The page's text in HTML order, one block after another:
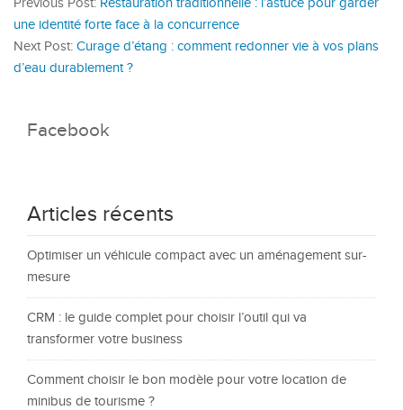
Previous Post: Restauration traditionnelle : l’astuce pour garder
une identité forte face à la concurrence
Next Post: Curage d’étang : comment redonner vie à vos plans
d’eau durablement ?
Facebook
Articles récents
Optimiser un véhicule compact avec un aménagement sur-
mesure
CRM : le guide complet pour choisir l’outil qui va
transformer votre business
Comment choisir le bon modèle pour votre location de
minibus de tourisme ?